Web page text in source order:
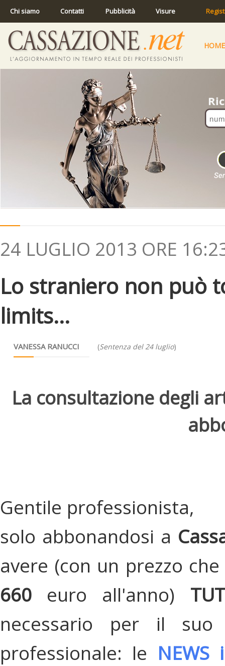
Chi siamo Contatti Pubblicità Visure
HOME
24 LUGLIO 2013 ORE
Lo straniero non può
limits...
VANESSA RANUCCI (Sentenza del 24 luglio)
La consultazione degli
Gentile professionista,
solo abbonandosi a
avere (con un prezzo
660 euro all'anno)
necessario per il suo
professionale: le